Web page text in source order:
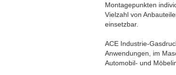
Montagepunkten
Vielzahl von
einsetzbar.
ACE Industrie-
Anwendungen, im
Automobil- und